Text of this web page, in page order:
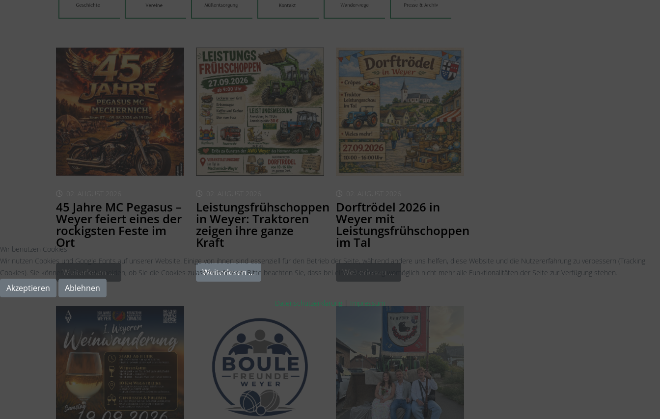
45 Jahre MC Pegasus –
Weyer feiert eines der
rockigsten Feste im
Ort
Weiterlesen …
Leistungsfrühschoppen
in Weyer: Traktoren
zeigen ihre ganze
Kraft
Weiterlesen …
Dorftrödel 2026 in
Weyer mit
Leistungsfrühschoppen
im Tal
Weiterlesen …
Wir benutzen Cookies
Wir nutzen Cookies und Google Fonts auf unserer Website. Einige von ihnen sind essenziell für den Betrieb der Seite, während andere uns helfen, diese Website und die Nutzererfahrung zu verbessern (Tracking
Cookies). Sie können selbst entscheiden, ob Sie die Cookies zulassen möchten. Bitte beachten Sie, dass bei einer Ablehnung womöglich nicht mehr alle Funktionalitäten der Seite zur Verfügung stehen.
Akzeptieren Ablehnen
Datenschutzerklärung | Impressum